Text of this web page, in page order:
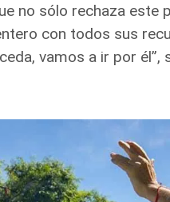
no sólo rechaza este
con todos sus
vamos a ir por él”,